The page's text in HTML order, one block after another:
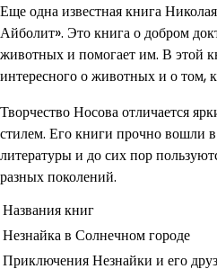
Еще одна известная книга
Айболит». Это книга о добром
животных и помогает им. В этой
интересного о животных и о том,
Творчество Носова отличается
стилем. Его книги прочно вошли
литературы и до сих пор
разных поколений.
Названия книг
Незнайка в Солнечном городе
Приключения Незнайки и его